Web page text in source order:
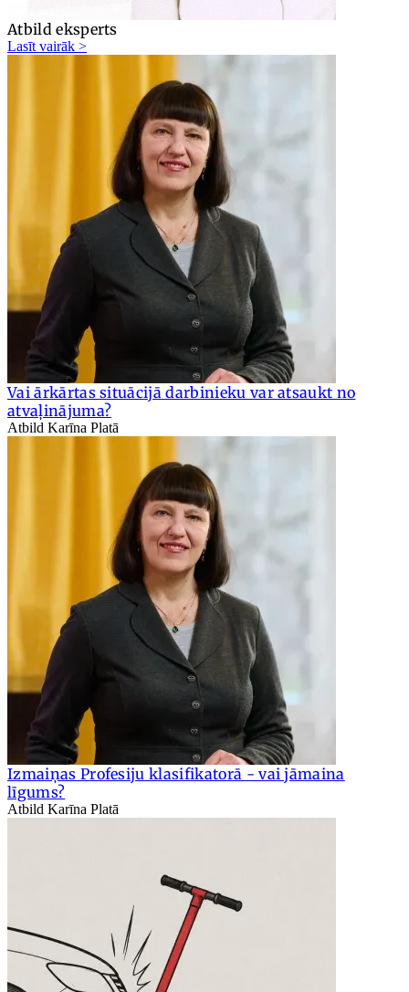
Atbild eksperts
Lasīt vairāk >
Vai ārkārtas situācijā darbinieku var atsaukt no
atvaļinājuma?
Atbild Karīna Platā
Izmaiņas Profesiju klasifikatorā - vai jāmaina
līgums?
Atbild Karīna Platā